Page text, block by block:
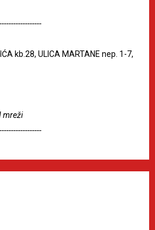
kb.28, ULICA MARTANE nep. 1-7,
mreži